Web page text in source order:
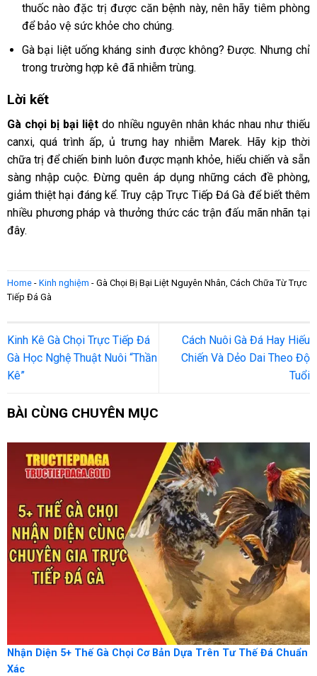
thuốc nào đặc trị được căn bệnh này, nên hãy tiêm phòng
để bảo vệ sức khỏe cho chúng.
Gà bại liệt uống kháng sinh được không? Được. Nhưng chỉ
trong trường hợp kê đã nhiễm trùng.
Lời kết
Gà chọi bị bại liệtdo nhiều nguyên nhân khác nhau như thiếu
canxi, quá trình ấp, ủ trưng hay nhiễm Marek. Hãy kịp thời
chữa trị để chiến binh luôn được mạnh khỏe, hiếu chiến và sẵn
sàng nhập cuộc. Đừng quên áp dụng những cách đề phòng,
giảm thiệt hại đáng kể. Truy cập Trực Tiếp Đá Gà để biết thêm
nhiều phương pháp và thưởng thức các trận đấu mãn nhãn tại
đây.
Home- Kinh nghiệm - Gà Chọi Bị Bại Liệt Nguyên Nhân, Cách Chữa Từ Trực
Tiếp Đá Gà
Kinh Kê Gà Chọi Trực Tiếp Đá
Gà Học Nghệ Thuật Nuôi “Thần
Kê”
Cách Nuôi Gà Đá Hay Hiếu
Chiến Và Dẻo Dai Theo Độ
Tuổi
BÀI CÙNG CHUYÊN MỤC
Nhận Diện 5+ Thế Gà Chọi Cơ Bản Dựa Trên Tư Thế Đá Chuẩn
Xác